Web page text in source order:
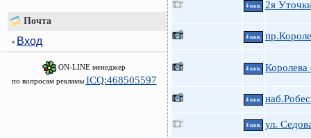
Почта
Вход
ON-LINE менеджер
по вопросам рекламы ICQ:468505597
4 ккв. 2я
4 ккв.
4 ккв. Королева
4 ккв.
4 ккв. ул.